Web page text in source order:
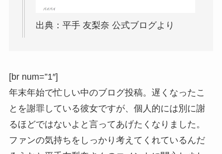
出典：平手 友梨奈 公式ブログより
[br num=”1″]
年末年始で忙しい中のブログ投稿。遅くなったこ
とを謝罪している彼女ですが、個人的には別に謝
るほどではないよと言ってあげたくなりました。
ファンの気持ちをしっかり考えてくれているんだ